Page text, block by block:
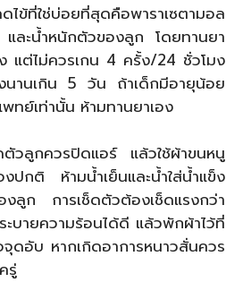
ไข้ที่ใช่บ่อยที่สุดคือพาราเซตามอล
ละน้ำหนักตัวของลูก โดยทานยา
แต่ไม่ควรเกน 4 ครั้ง/24 ชั่วโมง
งนานเกิน 5 วัน ถ้าเด็กมีอายุน้อย
ทย์เท่านั้น ห้ามทานยาเอง
วลูกควรปิดแอร์ แล้วใช้ผ้าขนหนู
กติ ห้ามน้ำเย็นและน้ำใส่น้ำแข็ง
งลูก การเช็ดตัวต้องเช็ดแรงกว่า
ะบายความร้อนได้ดี แล้วพักผ้าไว้ที่
อับ หากเกิดอาการหนาวสั่นควร
รู่